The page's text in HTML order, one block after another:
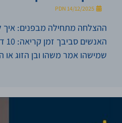
PDN
ההצלחה מתחילה מבפנים: איך
שמישהו אמר משהו ובן הזוג או